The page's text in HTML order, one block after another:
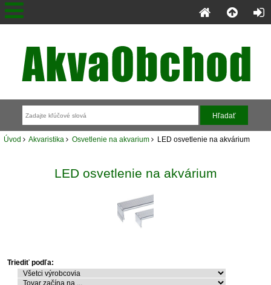
Úvod Akvaristika Osvetlenie na akvarium LED osvetlenie na akvárium
LED osvetlenie na akvárium
Triediť podľa: